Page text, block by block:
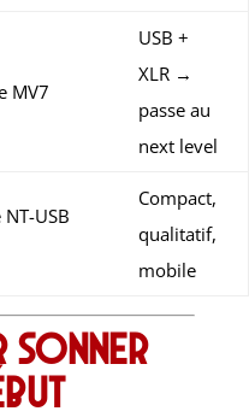
MV7
USB +
XLR →
passe au
next level
NT-USB
Compact,
qualitatif,
mobile
sonner